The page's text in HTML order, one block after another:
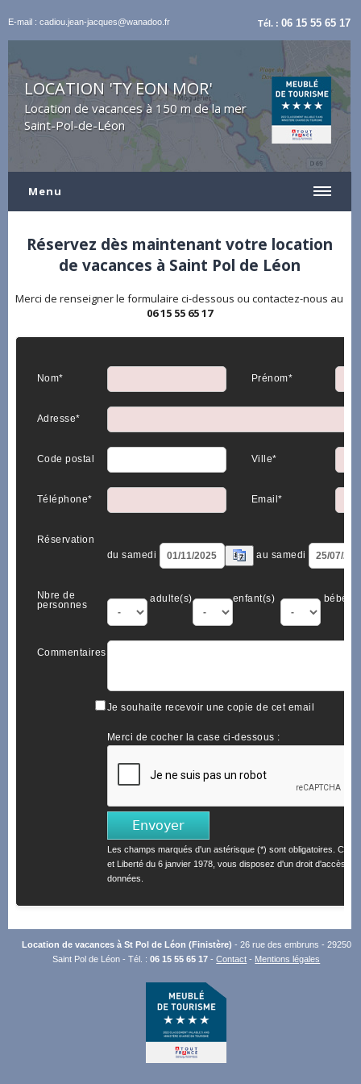
E-mail : cadiou.jean-jacques@wanadoo.fr Tél. :06 15 55 65 17
LOCATION 'TY EON MOR'
Location de vacances à 150 m de la mer
Saint-Pol-de-Léon
Menu
Réservez dès maintenant votre location
de vacances à Saint Pol de Léon
Merci de renseigner le formulaire ci-dessous ou contactez-nous au
06 15 55 65 17
Nom* Prénom*
Adresse*
Code postal Ville*
Téléphone* Email*
Réservation
du samedi
au samedi
Nbre de
personnes
adulte(s) enfant(s) bébé(s)
Commentaires
Je souhaite recevoir une copie de cet email
Merci de cocher la case ci-dessous :
Les champs marqués d'un astérisque (*) sont obligatoires.
et Liberté du 6 janvier 1978, vous disposez d'un droit d'accès et
données.
Location de vacances à St Pol de Léon (Finistère) - 26 rue des embruns - 29250
Saint Pol de Léon - Tél. :06 15 55 65 17 -Contact - Mentions légales